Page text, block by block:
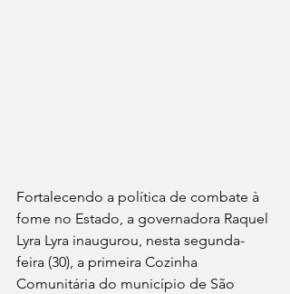
Fortalecendo a política de combate à
fome no Estado, a governadora Raquel
Lyra Lyra inaugurou, nesta segunda-
feira (30), a primeira Cozinha
Comunitária do município de São